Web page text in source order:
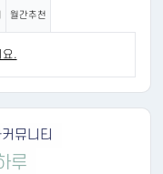
월간추천
.
뮤니티
루